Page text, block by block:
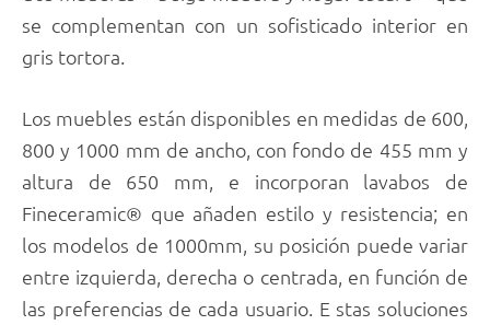
se complementan con un sofisticado interior en
gris tortora.
Los muebles están disponibles en medidas de 600,
800 y 1000 mm de ancho, con fondo de 455 mm y
altura de 650 mm, e incorporan lavabos de
Fineceramic® que añaden estilo y resistencia; en
los modelos de 1000mm, su posición puede variar
entre izquierda, derecha o centrada, en función de
las preferencias de cada usuario. E stas soluciones